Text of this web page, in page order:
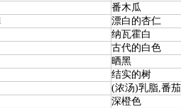
番木瓜
漂白的杏仁
纳瓦霍白
古代的白色
晒黑
结实的树
(浓汤)乳脂,番
深橙色